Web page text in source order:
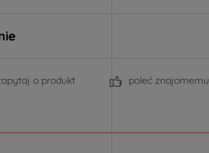
o produkt poleć znajomemu